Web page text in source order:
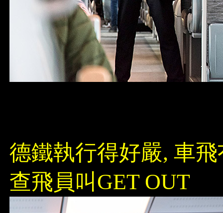
德鐵執行得好嚴, 車
查飛員叫GET OUT